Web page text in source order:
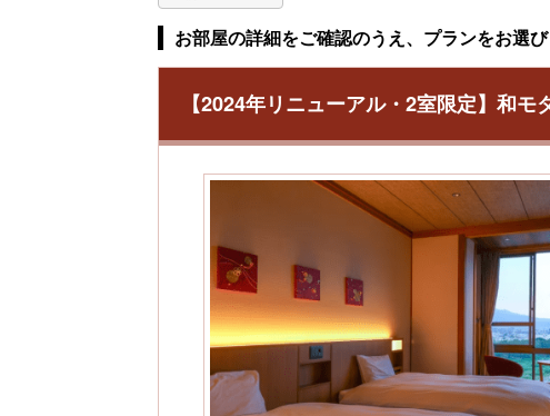
お部屋の詳細をご確認のうえ、プランをお選び
【2024年リニューアル・2室限定】和モ